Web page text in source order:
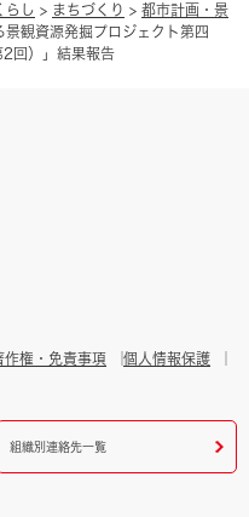
らし > まちづくり > 都市計画・景
景観資源発掘プロジェクト第四
回）」結果報告
作権・免責事項
個人情報保護
組織別連絡先一覧